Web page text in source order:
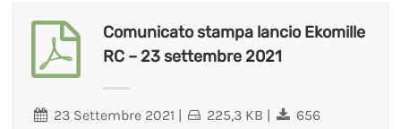
Comunicato stampa lancio Ekomille
RC – 23 settembre 2021
23 Settembre 2021 | 225,3 KB | 656